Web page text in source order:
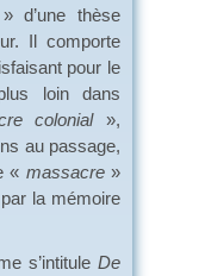
d’une thèse
Il comporte
pour le
loin dans
colonial»,
au passage,
« massacre»
la mémoire
De